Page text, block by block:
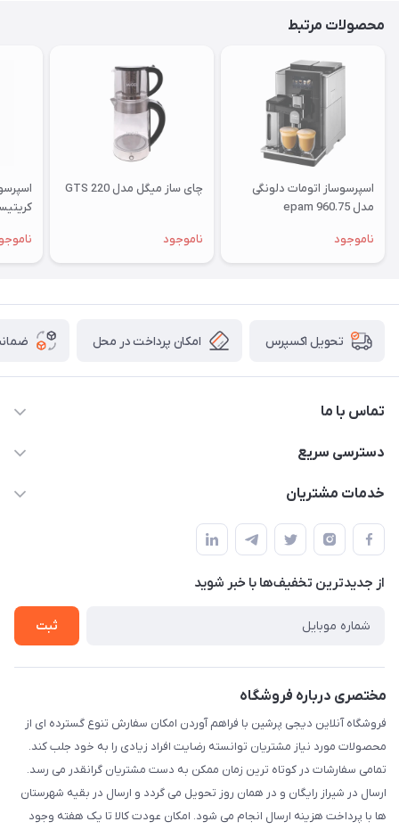
محصولات مرتبط
اسپرسوساز اتومات دلونگی
مدل epam 960.75
ناموجود
چای ساز میگل مدل GTS 220
ناموجود
تحویل اکسپرس امکان پرداخت در محل
تماس با ما
09172138137
دسترسی سریع
حساب کاربری
لیست محصولات
درباره ما
خدمات مشتریان
قوانین و مقررات
حریم خصوصی
راهنما
از جدید‌ترین تخفیف‌ها با‌ خبر شوید
ثبت
مختصری درباره فروشگاه
فروشگاه آنلاین دیجی پرشین با فراهم آوردن امکان سفارش تنوع گسترده ای از
محصولات مورد نیاز مشتریان توانسته رضایت افراد زیادی را به خود جلب کند.
تمامی سفارشات در کوتاه ترین زمان ممکن به دست مشتریان گرانقدر می رسد.
ارسال در شیراز رایگان و در همان روز تحویل می گردد و ارسال در بقیه شهرستان
ها با پرداخت هزینه ارسال انجام می شود. امکان عودت کالا تا یک هفته وجود